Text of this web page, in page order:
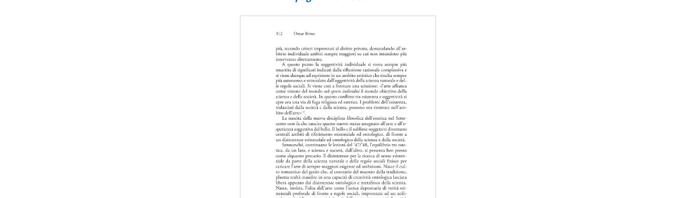
Bellezza e responsabilità nella riflessione politica di Jacques Maritain
Bellezza tecno-mediale tra (de)potenziamento, condivisione e responsabilità